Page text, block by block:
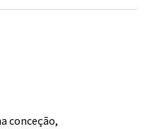
conceção,